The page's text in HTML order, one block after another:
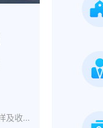
湖南长沙芙蓉高级中学排名怎么样及收费标准_复读招生网